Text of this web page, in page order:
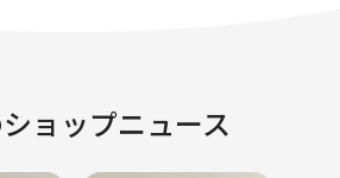
ョップニュース